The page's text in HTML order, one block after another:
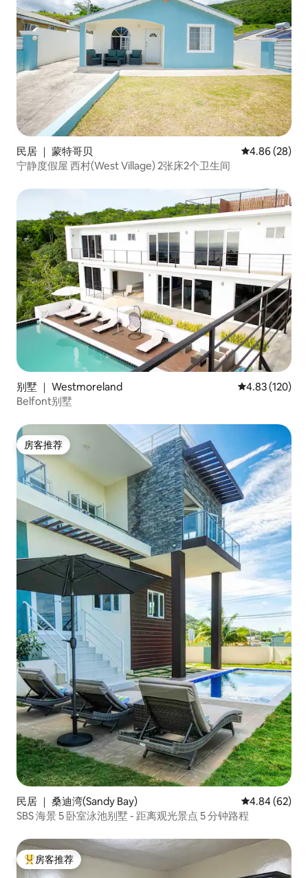
民居 ｜ 蒙特哥贝 平均评分 4.86
4.86 (28)
宁静度假屋 西村(West Village) 2张床2个卫生间
别墅 ｜ Westmoreland 平均评分 4.83
4.83 (120)
Belfont别墅
房客推荐
房客推荐
民居 ｜ 桑迪湾(Sandy Bay) 平均评分 4.84
4.84 (62)
SBS 海景 5 卧室泳池别墅 - 距离观光景点 5 分钟路程
热门「房客推荐」
房客推荐